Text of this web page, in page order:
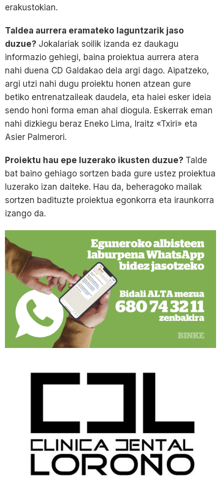
erakustokian.
Taldea aurrera eramateko laguntzarik jaso
duzue? Jokalariak soilik izanda ez daukagu
informazio gehiegi, baina proiektua aurrera atera
nahi duena CD Galdakao dela argi dago. Aipatzeko,
argi utzi nahi dugu proiektu honen atzean gure
betiko entrenatzaileak daudela, eta haiei esker ideia
sendo honi forma eman ahal diogula. Eskerrak eman
nahi dizkiegu beraz Eneko Lima, Iraitz «Txiri» eta
Asier Palmerori.
Proiektu hau epe luzerako ikusten duzue? Talde
bat baino gehiago sortzen bada gure ustez proiektua
luzerako izan daiteke. Hau da, beheragoko mailak
sortzen badituzte proiektua egonkorra eta iraunkorra
izango da.